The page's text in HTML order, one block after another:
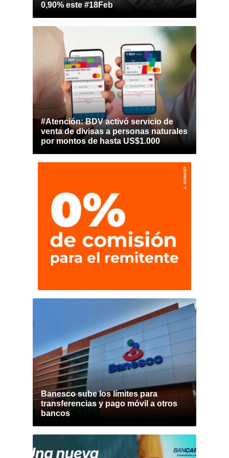
0,90% este #18Feb
#Atención: BDV activó servicio de
venta de divisas a personas naturales
por montos de hasta US$1.000
Banesco sube los límites para
transferencias y pago móvil a otros
bancos